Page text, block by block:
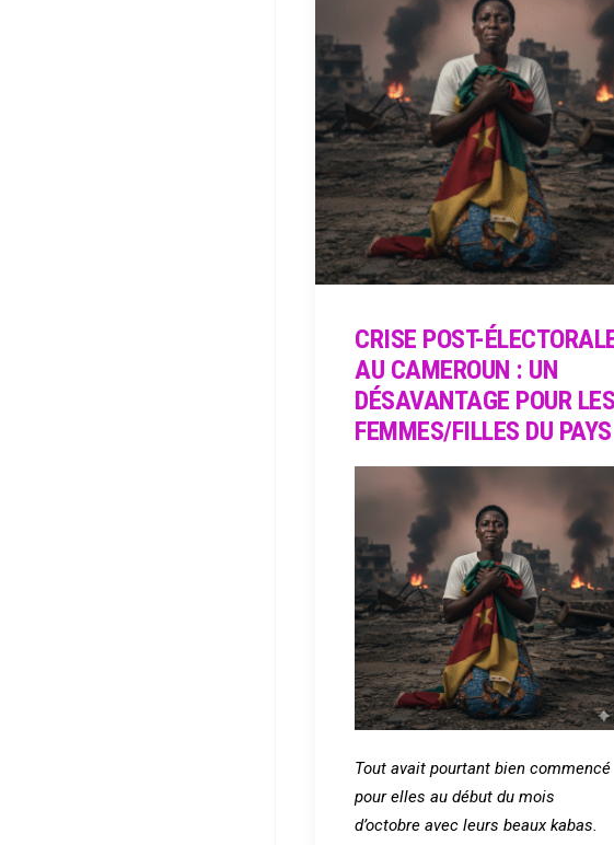
CRISE POST-
AU CAMEROUN : UN
DÉSAVANTAGE POUR LES
FEMMES/FILLES DU PAYS
Tout avait pourtant bien commencé
pour elles au début du mois
d’octobre avec leurs beaux kabas.